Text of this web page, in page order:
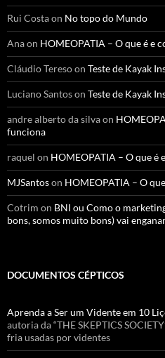
Rui Costaon No topo do Mundo
Anaon HOMEOPATIA – O que é e
Cláudio Teresoon Teste de Kayak
Luciano Santoson Teste de Kayak
andre alberto da silvaon
funciona
raquel on HOMEOPATIA – O que é
MJSantoson HOMEOPATIA – O
Cotrim on BNI ou Como o
bons, somos muito bons) vai
DOCUMENTOS CÉPTICOS
Aprenda a Ser um Vidente em 10
autoria da “THE SKEPTICS
fria usadas por videntes